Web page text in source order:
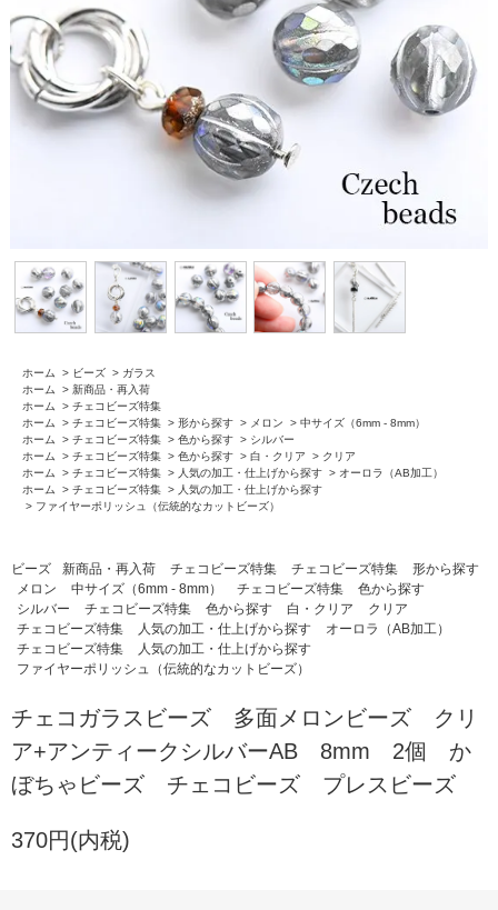
ホーム > ビーズ > ガラス
ホーム
> 新商品・再入荷
ホーム
> チェコビーズ特集
ホーム
> チェコビーズ特集 > 形から探す > メロン > 中サイズ（6mm - 8mm）
ホーム
> チェコビーズ特集 > 色から探す > シルバー
ホーム
> チェコビーズ特集 > 色から探す > 白・クリア > クリア
ホーム
> チェコビーズ特集 > 人気の加工・仕上げから探す > オーロラ（AB加工）
ホーム
> チェコビーズ特集 > 人気の加工・仕上げから探す
> ファイヤーポリッシュ（伝統的なカットビーズ）
ビーズ 新商品・再入荷 チェコビーズ特集 チェコビーズ特集
形から探す
メロン
中サイズ（6mm - 8mm） チェコビーズ特集
色から探す
シルバー
チェコビーズ特集 色から探す 白・クリア
クリア
チェコビーズ特集
人気の加工・仕上げから探す
オーロラ（AB加工）
チェコビーズ特集
人気の加工・仕上げから探す
ファイヤーポリッシュ（伝統的なカットビーズ）
チェコガラスビーズ 多面メロンビーズ クリ
ア+アンティークシルバーAB 8mm 2個 か
ぼちゃビーズ チェコビーズ プレスビーズ
370円(内税)